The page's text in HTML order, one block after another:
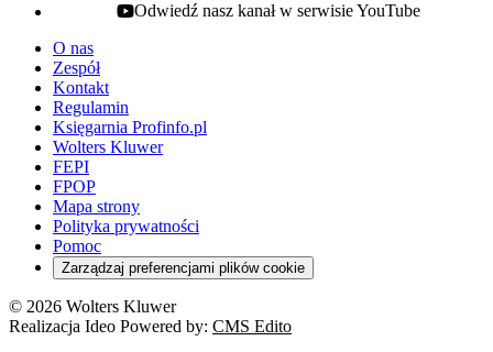
youtube - otwiera się w nowej karcie
Odwiedź nasz kanał w serwisie YouTube
O nas
Zespół
Kontakt
Regulamin
Księgarnia Profinfo.pl
Wolters Kluwer
FEPI
FPOP
Mapa strony
Polityka prywatności
Pomoc
Zarządzaj preferencjami plików cookie
© 2026 Wolters Kluwer
Realizacja Ideo Powered by: CMS Edito